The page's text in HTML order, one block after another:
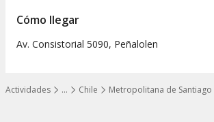
…
Mostrar todos los niveles
Actividades Chile Metropolitana de Santiago
Cómo llegar
Av. Consistorial 5090, Peñalolen